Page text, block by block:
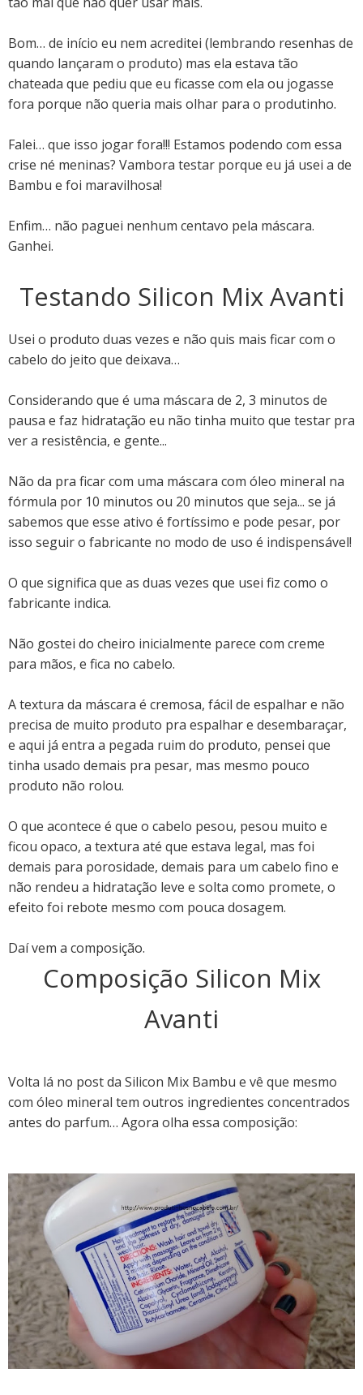
Bom… de início eu nem acreditei (lembrando resenhas de
quando lançaram o produto) mas ela estava tão
chateada que pediu que eu ficasse com ela ou jogasse
fora porque não queria mais olhar para o produtinho.
Falei… que isso jogar fora!!! Estamos podendo com essa
crise né meninas? Vambora testar porque eu já usei a de
Bambu e foi maravilhosa!
Enfim… não paguei nenhum centavo pela máscara.
Ganhei.
Testando Silicon Mix Avanti
Usei o produto duas vezes e não quis mais ficar com o
cabelo do jeito que deixava…
Considerando que é uma máscara de 2, 3 minutos de
pausa e faz hidratação eu não tinha muito que testar pra
ver a resistência, e gente...
Não da pra ficar com uma máscara com óleo mineral na
fórmula por 10 minutos ou 20 minutos que seja... se já
sabemos que esse ativo é fortíssimo e pode pesar, por
isso seguir o fabricante no modo de uso é indispensável!
O que significa que as duas vezes que usei fiz como o
fabricante indica.
Não gostei do cheiro inicialmente parece com creme
para mãos, e fica no cabelo.
A textura da máscara é cremosa, fácil de espalhar e não
precisa de muito produto pra espalhar e desembaraçar,
e aqui já entra a pegada ruim do produto, pensei que
tinha usado demais pra pesar, mas mesmo pouco
produto não rolou.
O que acontece é que o cabelo pesou, pesou muito e
ficou opaco, a textura até que estava legal, mas foi
demais para porosidade, demais para um cabelo fino e
não rendeu a hidratação leve e solta como promete, o
efeito foi rebote mesmo com pouca dosagem.
Daí vem a composição.
Composição Silicon Mix
Avanti
Volta lá no post da Silicon Mix Bambu e vê que mesmo
com óleo mineral tem outros ingredientes concentrados
antes do parfum… Agora olha essa composição: